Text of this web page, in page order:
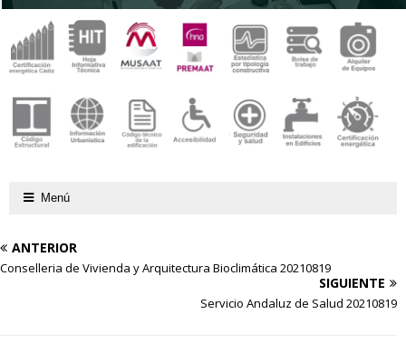
Menú
ANTERIOR
Conselleria de Vivienda y Arquitectura Bioclimática 20210819
SIGUIENTE
Servicio Andaluz de Salud 20210819